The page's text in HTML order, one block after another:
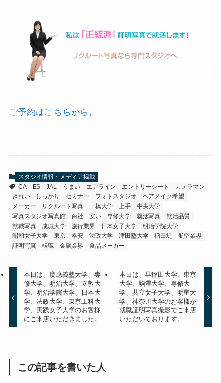
ご予約はこちらから。
スタジオ情報・メディア掲載
CA
ES JAL うまい エアライン エントリーシート
カメラマン
きれい
しっかり セミナー フォトスタジオ
ヘアメイク希望
メーカー
リクルート写真 一橋大学 上手
中央大学
写真スタジオ写真館
商社 安い 専修大学 就活写真
就活品質
就職写真
成城大学 旅行業界 日本女子大学
明治学院大学
昭和女子大学
東京 格安 法政大学 津田塾大学 稲田堤
航空業界
証明写真
転職 金融業界 食品メーカー
本日は、慶應義塾大学、専
修大学、明治大学、立教大
学、明治学院大学、日本大
学、法政大学、東京工科大
学、実践女子大学のお客様
にご来店いただきました。
本日は、早稲田大学、東京
大学、駒澤大学、専修大
学、共立女子大学、明星大
学、神奈川大学のお客様が
就職証明写真撮影でご来店
いただいております。
この記事を書いた人